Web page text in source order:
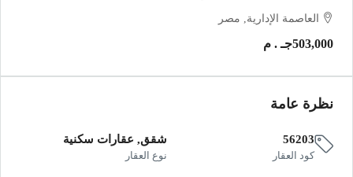
العاصمة الإدارية, مصر
503,000جـ . م
نظرة عامة
56203
كود العقار
شقق, عقارات سكنية
نوع العقار